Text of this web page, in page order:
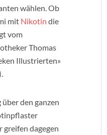
wählen. Ob
mit Nikotin die
vom
Thomas
Illustrierten»
den ganzen
greifen dagegen